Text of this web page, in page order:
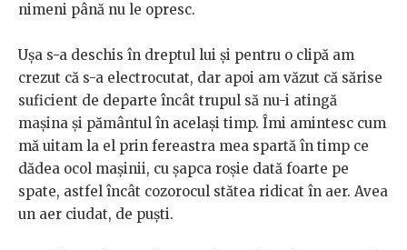
nimeni până nu le opresc.
Ușa s-a deschis în dreptul lui și pentru o clipă am
crezut că s-a electrocutat, dar apoi am văzut că sărise
suficient de departe încât trupul să nu-i atingă
mașina și pământul în același timp. Îmi amintesc cum
mă uitam la el prin fereastra mea spartă în timp ce
dădea ocol mașinii, cu șapca roșie dată foarte pe
spate, astfel încât cozorocul stătea ridicat în aer. Avea
un aer ciudat, de puști.